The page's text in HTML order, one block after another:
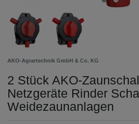
AKO-Agrartechnik GmbH & Co. KG
2 Stück AKO-
Netzgeräte Rinder
Weidezaunanlagen